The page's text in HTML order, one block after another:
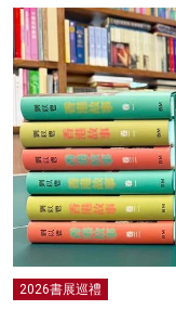
2026書展巡禮